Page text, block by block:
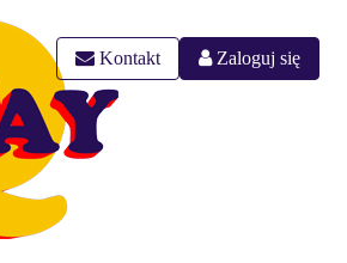
Kontakt Zaloguj się